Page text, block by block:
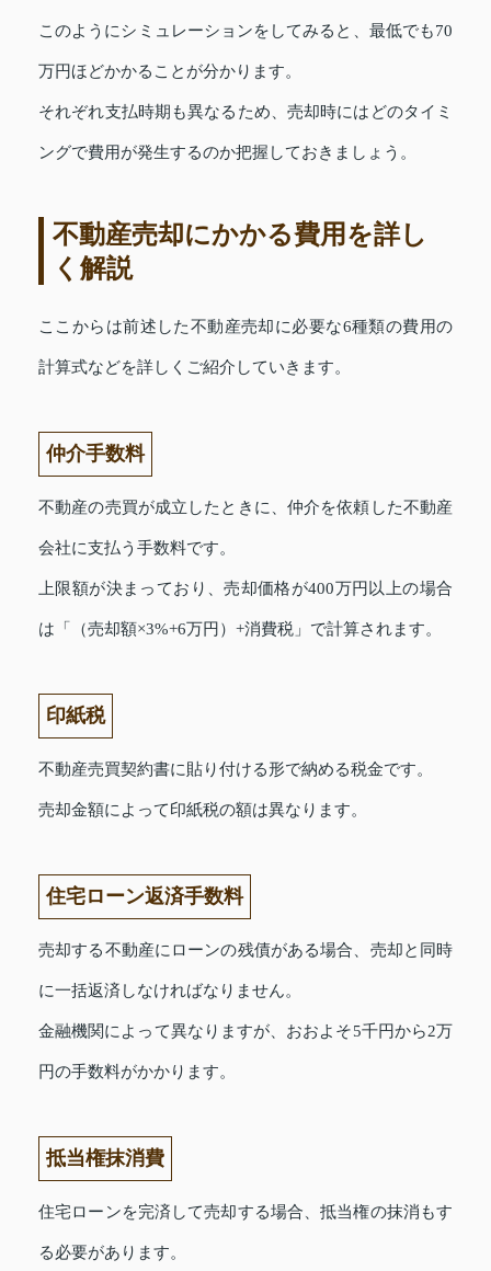
このようにシミュレーションをしてみると、最低でも70
万円ほどかかることが分かります。
それぞれ支払時期も異なるため、売却時にはどのタイミ
ングで費用が発生するのか把握しておきましょう。
不動産売却にかかる費用を詳し
く解説
ここからは前述した不動産売却に必要な6種類の費用の
計算式などを詳しくご紹介していきます。
仲介手数料
不動産の売買が成立したときに、仲介を依頼した不動産
会社に支払う手数料です。
上限額が決まっており、売却価格が400万円以上の場合
は「（売却額×3%+6万円）+消費税」で計算されます。
印紙税
不動産売買契約書に貼り付ける形で納める税金です。
売却金額によって印紙税の額は異なります。
住宅ローン返済手数料
売却する不動産にローンの残債がある場合、売却と同時
に一括返済しなければなりません。
金融機関によって異なりますが、おおよそ5千円から2万
円の手数料がかかります。
抵当権抹消費
住宅ローンを完済して売却する場合、抵当権の抹消もす
る必要があります。